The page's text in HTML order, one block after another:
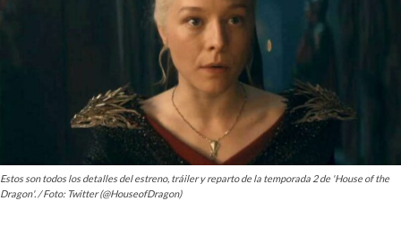
Estos son todos los detalles del estreno, tráiler y reparto de la temporada 2 de 'House of the
Dragon'. / Foto: Twitter (@HouseofDragon)